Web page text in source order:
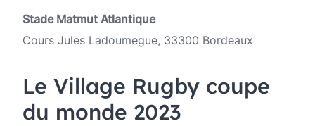
Stade Matmut Atlantique
Cours Jules Ladoumegue, 33300 Bordeaux
Le Village Rugby coupe
du monde 2023